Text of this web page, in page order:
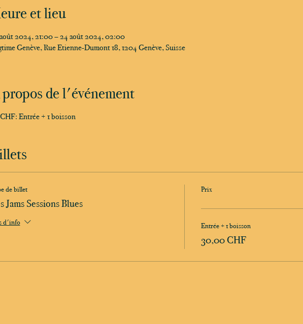
et lieu
2024, 21:00 – 24 août 2024, 02:00
Genève, Rue Etienne-Dumont 18, 1204 Genève, Suisse
de l'événement
Entrée + 1 boisson
de billet
Jams Sessions Blues
d'info
Prix
Entrée + 1 boisson
30,00 CHF